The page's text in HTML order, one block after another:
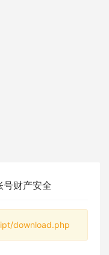
号财产安全
download.php